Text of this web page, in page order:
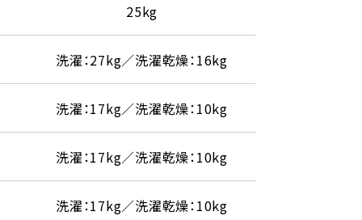
25kg
洗濯：27kg／洗濯乾燥：16kg
洗濯：17kg／洗濯乾燥：10kg
洗濯：17kg／洗濯乾燥：10kg
洗濯：17kg／洗濯乾燥：10kg